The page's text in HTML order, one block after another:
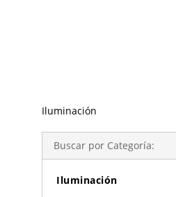
Iluminación
Buscar por Categoría:
Iluminación